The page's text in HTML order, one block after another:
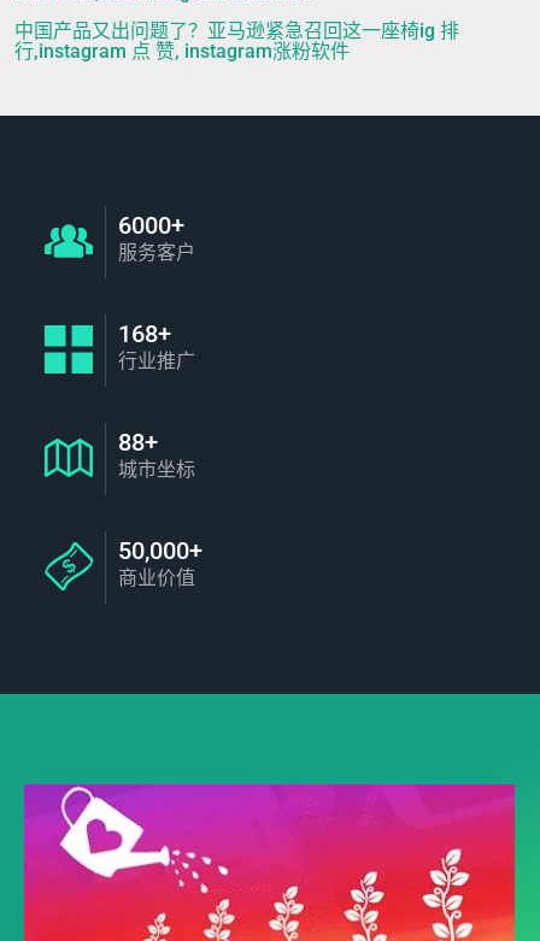
中国产品又出问题了？亚马逊紧急召回这一座椅ig 排
行,instagram 点 赞, instagram涨粉软件
6000+
服务客户
168+
行业推广
88+
城市坐标
50,000+
商业价值